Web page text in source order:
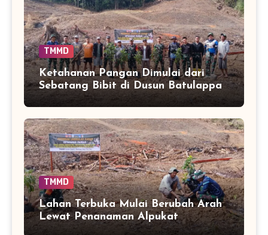
TMMD
Ketahanan Pangan Dimulai dari
Sebatang Bibit di Dusun Batulappa
TMMD
Lahan Terbuka Mulai Berubah Arah
Lewat Penanaman Alpukat